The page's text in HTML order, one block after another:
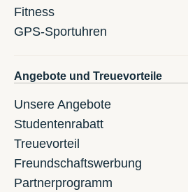
Fitness
GPS-Sportuhren
Angebote und Treuevorteile
Unsere Angebote
Studentenrabatt
Treuevorteil
Freundschaftswerbung
Partnerprogramm